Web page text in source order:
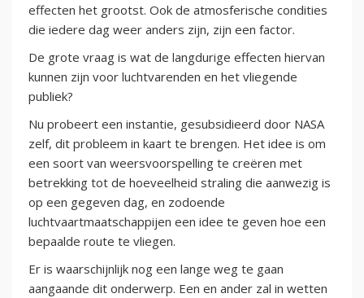
effecten het grootst. Ook de atmosferische condities
die iedere dag weer anders zijn, zijn een factor.
De grote vraag is wat de langdurige effecten hiervan
kunnen zijn voor luchtvarenden en het vliegende
publiek?
Nu probeert een instantie, gesubsidieerd door NASA
zelf, dit probleem in kaart te brengen. Het idee is om
een soort van weersvoorspelling te creëren met
betrekking tot de hoeveelheid straling die aanwezig is
op een gegeven dag, en zodoende
luchtvaartmaatschappijen een idee te geven hoe een
bepaalde route te vliegen.
Er is waarschijnlijk nog een lange weg te gaan
aangaande dit onderwerp. Een en ander zal in wetten